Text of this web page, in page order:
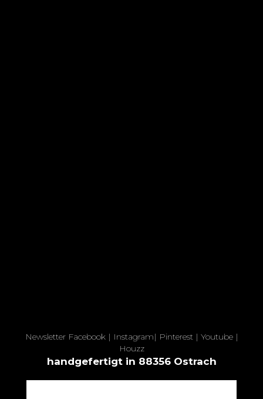
Newsletter Facebook| Instagram| Pinterest| Youtube|
Houzz
handgefertigt in 88356 Ostrach